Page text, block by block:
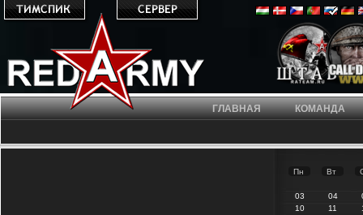
ГЛАВНАЯ КОМАНДА
Пн Вт
03 04
10
11